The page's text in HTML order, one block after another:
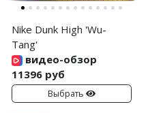
Nike Dunk High 'Wu-
Tang'
видео-обзор
11396 руб
Выбрать